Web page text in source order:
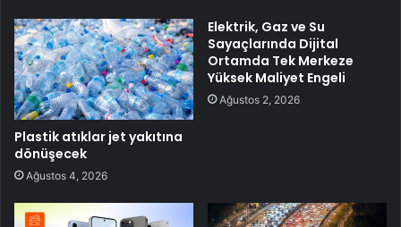
Plastik atıklar jet yakıtına
dönüşecek
Ağustos 4, 2026
Elektrik, Gaz ve Su
Sayaçlarında Dijital
Ortamda Tek Merkeze
Yüksek Maliyet Engeli
Ağustos 2, 2026